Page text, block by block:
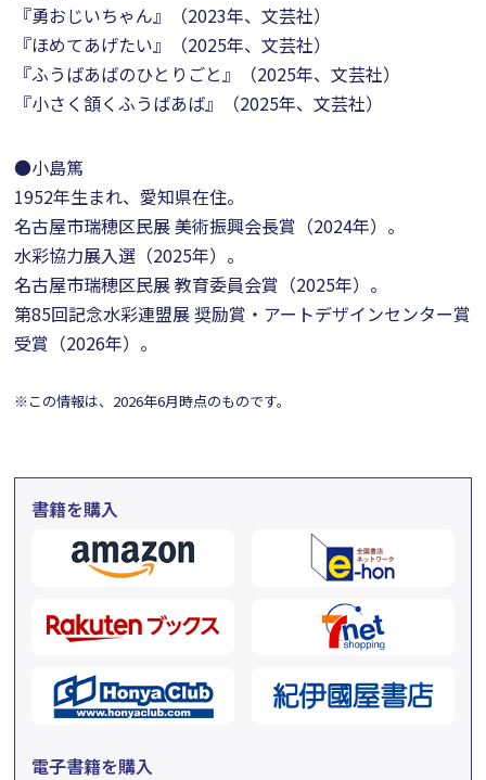
『勇おじいちゃん』（2023年、文芸社）
『ほめてあげたい』（2025年、文芸社）
『ふうばあばのひとりごと』（2025年、文芸社）
『小さく頷くふうばあば』（2025年、文芸社）
●小島篤
1952年生まれ、愛知県在住。
名古屋市瑞穂区民展 美術振興会長賞（2024年）。
水彩協力展入選（2025年）。
名古屋市瑞穂区民展 教育委員会賞（2025年）。
第85回記念水彩連盟展 奨励賞・アートデザインセンター賞
受賞（2026年）。
※この情報は、2026年6月時点のものです。
書籍を購入
電子書籍を購入